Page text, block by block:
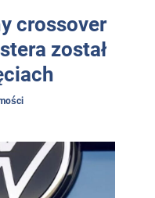
crossover
został